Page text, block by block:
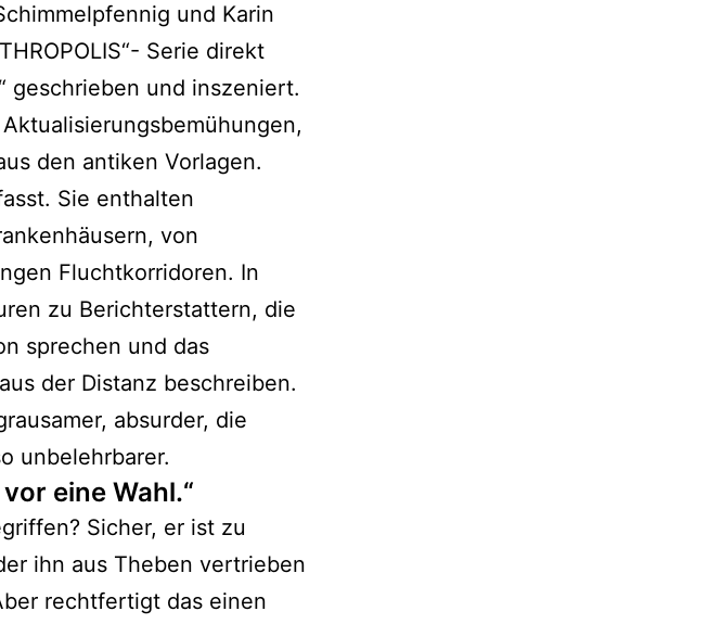
und Karin
Serie direkt
geschrieben und inszeniert.
den antiken Vorlagen.
Sie enthalten
von
Fluchtkorridoren. In
zu Berichterstattern, die
sprechen und das
der Distanz beschreiben.
absurder, die
unbelehrbarer.
eine Wahl.“
Sicher, er ist zu
ihn aus Theben vertrieben
rechtfertigt das einen